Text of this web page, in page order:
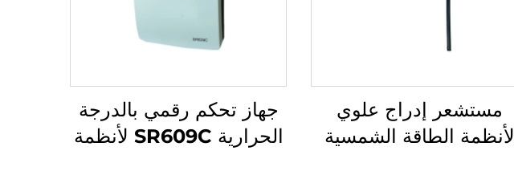
مستشعر إدراج علوي
لأنظمة الطاقة الشمسية
جهاز تحكم رقمي بالدرجة
الحرارية SR609C لأنظمة